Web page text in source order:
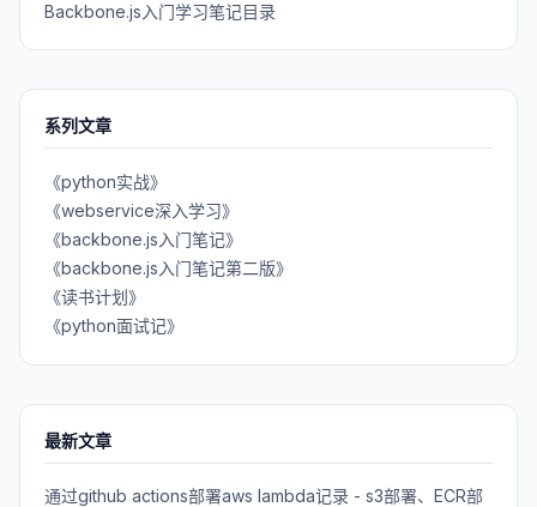
Backbone.js入门学习笔记目录
系列文章
《python实战》
《webservice深入学习》
《backbone.js入门笔记》
《backbone.js入门笔记第二版》
《读书计划》
《python面试记》
最新文章
通过github actions部署aws lambda记录 - s3部署、ECR部